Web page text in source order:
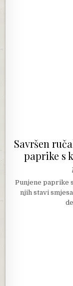
Savršen
paprike s
Punjene paprike
njih stavi